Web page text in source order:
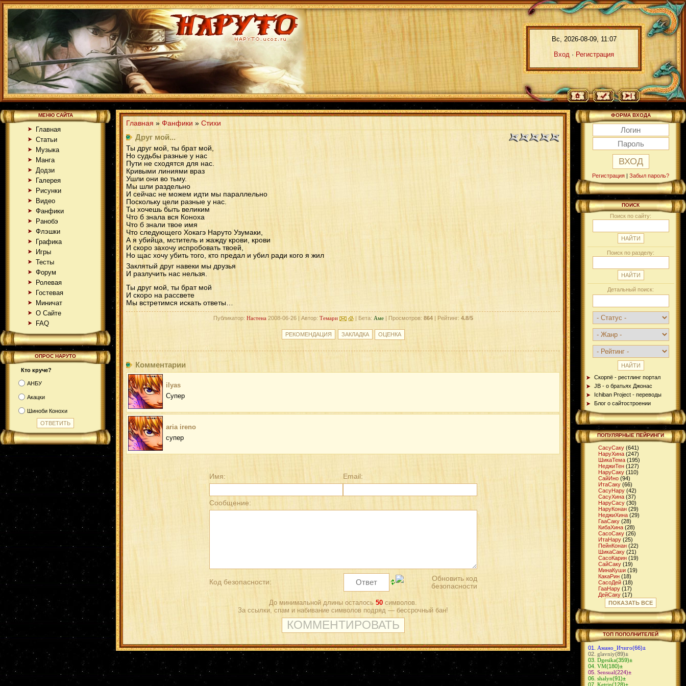
Вс, 2026-08-09, 11:07
Вход · Регистрация
МЕНЮ САЙТА
Главная
Статьи
Музыка
Манга
Додзи
Галерея
Рисунки
Видео
Фанфики
Ранобэ
Флэшки
Графика
Игры
Тесты
Форум
Ролевая
Гостевая
Миничат
О Сайте
FAQ
ОПРОС НАРУТО
Кто круче?
АНБУ
Акацки
Шиноби Конохи
Главная » Фанфики » Стихи
Друг мой...
Ты друг мой, ты брат мой,
Но судьбы разные у нас
Пути не сходятся для нас.
Кривыми линиями враз
Ушли они во тьму.
Мы шли раздельно
И сейчас не можем идти мы параллельно
Поскольку цели разные у нас.
Ты хочешь быть великим
Что б знала вся Коноха
Что б знали твое имя
Что следующего Хокагэ Наруто Узумаки,
А я убийца, мститель и жажду крови, крови
И скоро захочу испробовать твоей,
Но щас хочу убить того, кто предал и убил ради кого я жил
Заклятый друг навеки мы друзья
И разлучить нас нельзя.
Ты друг мой, ты брат мой
И скоро на рассвете
Мы встретимся искать ответы…
Публикатор: Настена2008-06-26 | Автор: Темари | Бета: Аме| Просмотров: 864| Рейтинг: 4.8/5
Комментарии
ilyas
Супер
aria ireno
супер
Имя: Email:
Сообщение:
Код безопасности:
До минимальной длины осталось 50 символов.
За ссылки, спам и набивание символов подряд — бессрочный бан!
ФОРМА ВХОДА
Регистрация | Забыл пароль?
ПОИСК
Поиск по сайту:
Поиск по разделу:
Детальный поиск:
Скорпё - рестлинг портал
JB - о братьях Джонас
Ichiban Project - переводы
Блог о сайтостроении
ПОПУЛЯРНЫЕ ПЕЙРИНГИ
СасуСаку (641)
НаруХина (247)
ШикаТема (195)
НеджиТен (127)
НаруСаку (110)
СайИно (94)
ИтaСаку (66)
СасуНару (42)
СасуХина (37)
НаруСасу (30)
НаруКонан (29)
НеджиХина (29)
ГааСаку (28)
КибаХина (28)
СасоСаку (26)
ИтаНару (25)
ПейнКонан (22)
ШикаСаку (21)
СасоКарин (19)
СайСаку (19)
МинаКуши (19)
КакаРин (18)
СасоДей (18)
ГааНару (17)
ДейСаку (17)
ШикаИно(16)
ГааМацу(16)
ДжираЦуна(15)
ЧоджиИно(14)
КибаТен(14)
СуйКарин(14)
ИтаТен(13)
ИтаСасу(12)
НеджиСаку(12)
МадаСаку(11)
ГенмаИно
ДейИно(11)
ИтаДей(10)
ПОКАЗАТЬ ВСЕ
ТОП ПОПОЛНИТЕЛЕЙ
Амано_Ичиго(66)±
glavniy(89)±
Dgesika(359)±
VM(180)±
Sensual(224)±
shalyn(91)±
Ketrin(128)±